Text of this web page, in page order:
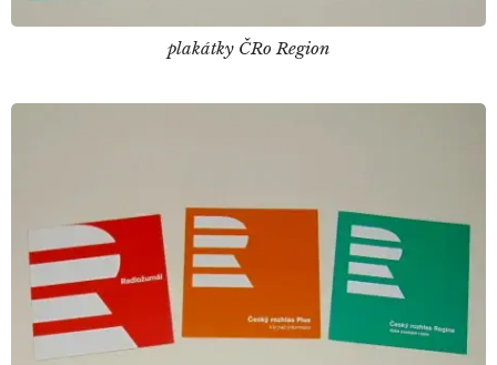
plakátky ČRo Region